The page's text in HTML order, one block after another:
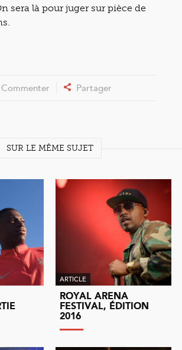
sera là pour juger sur pièce de
Commenter Partager
SUR LE MÊME SUJET
ARTICLE
ROYAL ARENA
FESTIVAL, ÉDITION
2016